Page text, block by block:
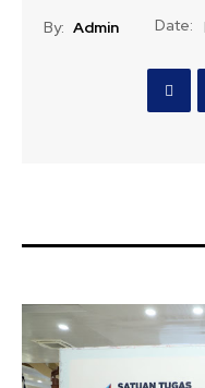
By: Admin Date: